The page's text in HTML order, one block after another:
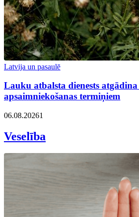
Latvija un pasaulē
Lauku atbalsta dienests
apsaimniekošanas termiņiem
06.08.20261
Veselība